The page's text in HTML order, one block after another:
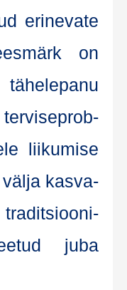
eri­ne­va­te
on
lii­ku­mise
väl­ja kas­va­
tra­dit­sioo­ni­
juba